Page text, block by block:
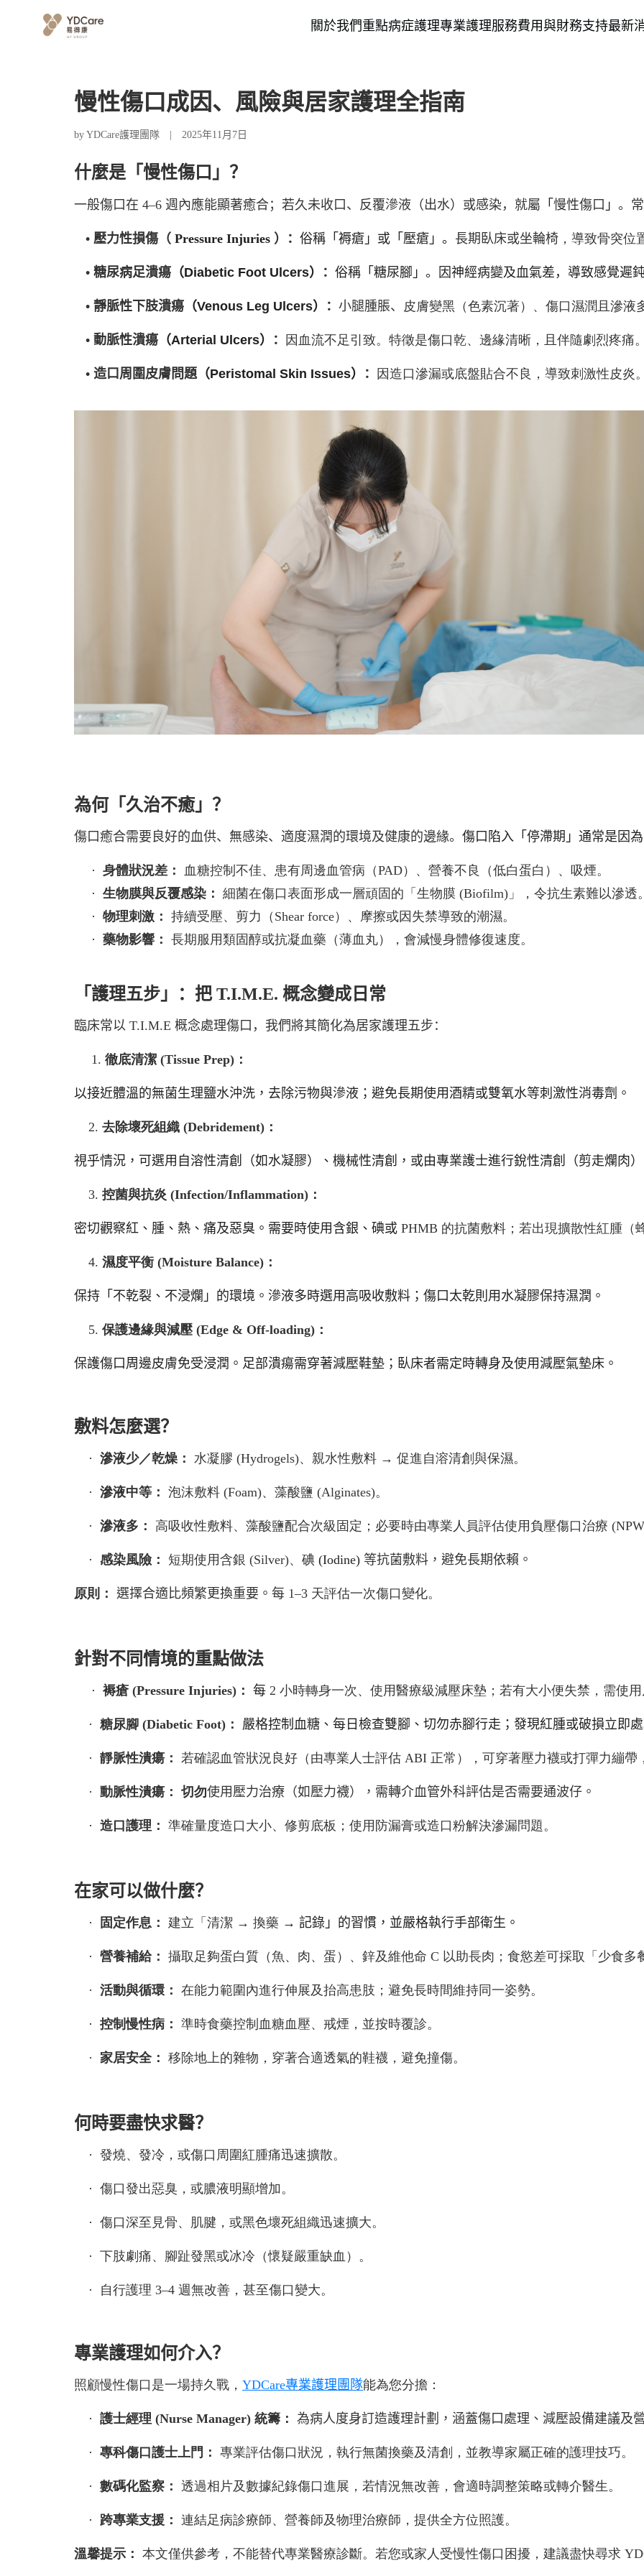
關於我們重點病症護理專業護理服務費用與財務支持最新
慢性傷口成因、風險與居家護理全指南
by YDCare護理團隊 2025年11月7日
什麼是「慢性傷口」？
一般傷口在 4–6 週內應能顯著癒合；若久未收口、反覆滲液（出水）或感染，就屬 「慢性傷口 」。
• 壓力性損傷（ Pressure Injuries ）：俗稱「褥瘡」或「壓瘡」。 長期臥床或坐輪椅 ，導致骨突
• 糖尿病足潰瘍 （Diabetic Foot Ulcers） ：俗稱「糖尿腳」。因神經病變及血氣差，導致感覺遲
• 靜脈性下肢潰瘍 （Venous Leg Ulcers） ：小腿腫脹、 皮膚變黑（色素沉著）、傷口濕潤且滲液
• 動脈性潰瘍 （Arterial Ulcers） ： 因血流不足引致。特徵是傷口乾、邊緣清晰，且伴隨劇烈疼痛
• 造口周圍皮膚問題（Peristomal Skin Issues） ： 因造口滲漏或底盤貼合不良，導致刺激性皮炎
為何「久治不癒」？
傷口癒合需要良好的血供、無感染、適度濕潤的環境及健康的邊緣。傷口陷入「停滯期」通常是因
· 身體狀況差： 血糖控制不佳、患有周邊血管病（PAD）、營養不良（低白蛋白）、吸煙。
·
生物膜與反覆感染： 細菌在傷口表面形成一層頑固的「生物膜 (Biofilm) 」，令抗生素難以滲透
·
物理刺激： 持續受壓、剪力（ Shear force）、摩擦或因失禁導致的潮濕。
·
藥物影響： 長期服用類固醇或抗凝血藥（薄血丸），會減慢身體修復速度。
「護理五步」：把 T.I.M.E. 概念變成日常
臨床常以 T.I.M.E 概念處理傷口，我們將其簡化為居家護理五步：
1. 徹底清潔 (Tissue Prep) ：
以接近體溫的無菌生理鹽水沖洗，去除污物與滲液；避免長期使用酒精或雙氧水等刺激性消毒劑。
2. 去除壞死組織 (Debridement) ：
視乎情況，可選用自溶性清創（如水凝膠）、機械性清創，或由專業護士進行銳性清創（剪走爛肉
3. 控菌與抗炎 (Infection/Inflammation) ：
密切觀察紅、腫、熱、痛及惡臭。需要時使用含銀、碘或 PHMB 的抗菌敷料；若出現擴散性紅腫（
4. 濕度平衡 (Moisture Balance) ：
保持「不乾裂、不浸爛」的環境。滲液多時選用高吸收敷料；傷口太乾則用水凝膠保持濕潤。
5. 保護邊緣與減壓 (Edge & Off-loading) ：
保護傷口周邊皮膚免受浸潤。足部潰瘍需穿著減壓鞋墊；臥床者需定時轉身及使用減壓氣墊床。
敷料怎麼選？
· 滲液少／乾燥： 水凝膠 (Hydrogels)、親水性敷料 →促進自溶清創與保濕。
· 滲液中等： 泡沫敷料 (Foam)、藻酸鹽 (Alginates)。
· 滲液多： 高吸收性敷料、藻酸鹽配合次級固定；必要時由專業人員評估使用負壓傷口治療
· 感染風險： 短期使用含銀 (Silver)、碘 (Iodine) 等抗菌敷料，避免長期依賴。
原則： 選擇合適比頻繁更換重要。每 1–3 天評估一次傷口變化。
針對不同情境的重點做法
· 褥瘡 (Pressure Injuries) ： 每 2小時轉身一次、使用醫療級減壓床墊；若有大小便失禁，需使
· 糖尿腳 (Diabetic Foot) ： 嚴格控制血糖、每日檢查雙腳、切勿赤腳行走；發現紅腫或破損立即
· 靜脈性潰瘍： 若確認血管狀況良好（由專業人士評估 ABI 正常），可穿著壓力襪或打彈力繃帶
· 動脈性潰瘍： 切勿使用壓力治療（如壓力襪），需轉介血管外科評估是否需要通波仔。
· 造口護理： 準確量度造口大小、修剪底板；使用防漏膏或造口粉解決滲漏問題。
在家可以做什麼？
· 固定作息： 建立「清潔 →換藥 →記錄」的習慣，並嚴格執行手部衛生。
· 營養補給： 攝取足夠蛋白質（魚、肉、蛋）、鋅及維他命 C 以助長肉；食慾差可採取「少食多
· 活動與循環： 在能力範圍內進行伸展及抬高患肢；避免長時間維持同一姿勢。
· 控制慢性病： 準時食藥控制血糖血壓、戒煙，並按時覆診。
· 家居安全： 移除地上的雜物，穿著合適透氣的鞋襪，避免撞傷。
何時要盡快求醫？
· 發燒、發冷，或傷口周圍紅腫痛迅速擴散。
· 傷口發出惡臭，或膿液明顯增加。
· 傷口深至見骨、肌腱，或黑色壞死組織迅速擴大。
· 下肢劇痛、腳趾發黑或冰冷（懷疑嚴重缺血）。
· 自行護理 3–4週無改善，甚至傷口變大。
專業護理如何介入？
照顧慢性傷口是一場持久戰，YDCare專業護理團隊能為您分擔：
· 護士經理 (Nurse Manager)統籌： 為病人度身訂造護理計劃，涵蓋傷口處理、減壓設備建議及
· 專科傷口護士上門： 專業評估傷口狀況，執行無菌換藥及清創，並教導家屬正確的護理技巧。
· 數碼化監察： 透過相片及數據紀錄傷口進展，若情況無改善，會適時調整策略或轉介醫生。
· 跨專業支援： 連結足病診療師、營養師及物理治療師，提供全方位照護。
溫馨提示： 本文僅供參考，不能替代專業醫療診斷。若您或家人受慢性傷口困擾，建議盡快尋求